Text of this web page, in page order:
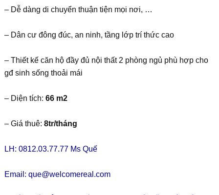
– Dễ dàng di chuyển thuận tiện mọi nơi, …
– Dân cư đông đúc, an ninh, tầng lớp trí thức cao
– Thiết kế căn hộ đầy đủ nội thất 2 phòng ngủ phù hợp cho
gđ sinh sống thoải mái
– Diện tích: 66 m2
– Giá thuê: 8tr/tháng
LH: 0812.03.77.77 Ms Quế
Email: que@welcomereal.com